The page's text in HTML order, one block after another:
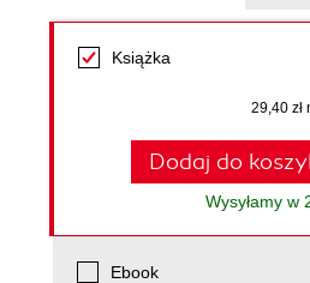
Książka
29,40 zł
Dodaj do
Wysyłamy w
Ebook